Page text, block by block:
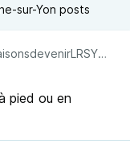
sur-Yon posts
@10raisonsdevenirLRSY@pod.urban-radio.com
pied ou en